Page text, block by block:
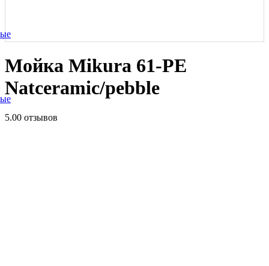
Мойка Mikura 61-PE
Natceramic/pebble
5.00 отзывов